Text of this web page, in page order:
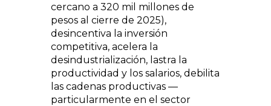
cercano a 320 mil millones de
pesos al cierre de 2025),
desincentiva la inversión
competitiva, acelera la
desindustrialización, lastra la
productividad y los salarios, debilita
las cadenas productivas —
particularmente en el sector